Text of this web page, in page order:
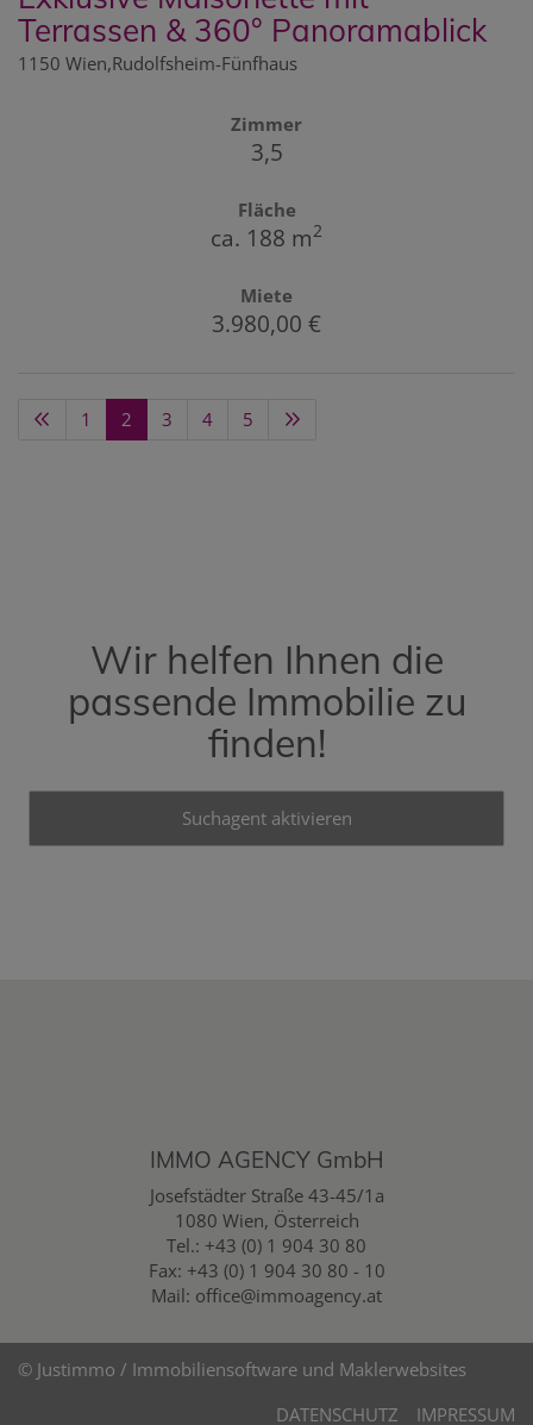
Terrassen & 360° Panoramablick
1150 Wien,Rudolfsheim-Fünfhaus
Zimmer
3,5
Fläche
ca. 188 m2
Miete
3.980,00 €
1 2 3 4 5
Wir helfen Ihnen die
passende Immobilie zu
finden!
Suchagent aktivieren
IMMO AGENCY GmbH
Josefstädter Straße 43-45/1a
1080 Wien, Österreich
Tel.: +43 (0) 1 904 30 80
Fax: +43 (0) 1 904 30 80 - 10
Mail: office@immoagency.at
© Justimmo / Immobiliensoftware und Maklerwebsites
DATENSCHUTZ
IMPRESSUM